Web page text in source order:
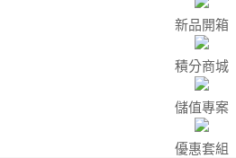
新品開箱
積分商城
儲值專案
優惠套組